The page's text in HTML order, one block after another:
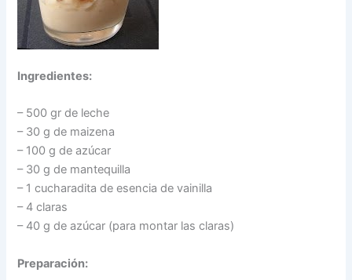
Ingredientes:
– 500 gr de leche
– 30 g de maizena
– 100 g de azúcar
– 30 g de mantequilla
– 1 cucharadita de esencia de vainilla
– 4 claras
– 40 g de azúcar (para montar las claras)
Preparación: